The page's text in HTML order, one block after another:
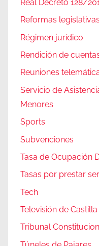
Real Decreto 128/
Reformas legislativas
Régimen jurídico
Rendición de
Reuniones
Servicio de
Menores
Sports
Subvenciones
Tasa de Ocupación
Tasas por prestar
Tech
Televisión de
Tribunal